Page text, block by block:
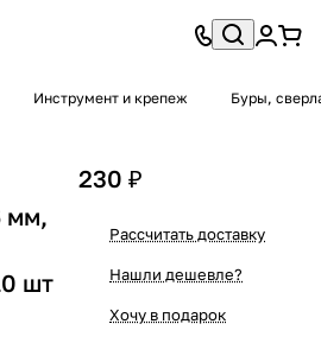
Инструмент и крепеж Буры,
мм,
шт
230 ₽
Рассчитать доставку
Нашли дешевле?
Хочу в подарок